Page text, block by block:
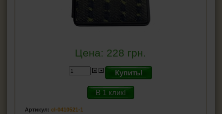
Цена: 228 грн.
Купить!
В 1 клик!
Артикул: cl-0410521-1
ЗАЖИГАЛКИ
HEADSHOP (ХЭДШОП)
КАЛЬЯНЫ И ВСЁ ДЛЯ НИХ